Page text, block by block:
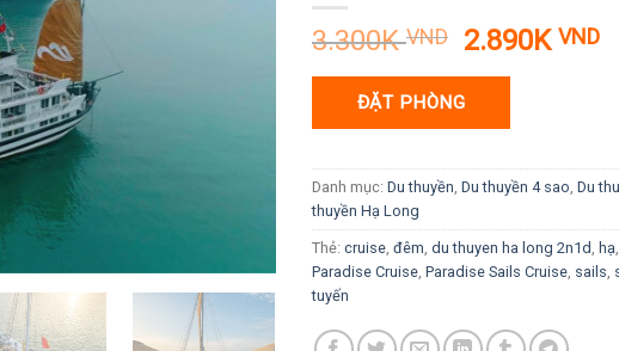
3.300KVND
Giá
gốc
là:
3.300K VND.
2.890KVND
ĐẶT PHÒNG
Danh mục: Du thuyền, Du thuyền 4 sao, Du
thuyền Hạ Long
Thẻ: cruise, đêm, du thuyen ha long 2n1d, hạ,
Paradise Cruise, Paradise Sails Cruise, sails,
tuyến